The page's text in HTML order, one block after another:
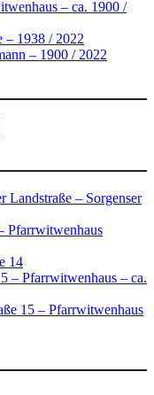
– ca. 1900 /
– 1938 / 2022
– 1900 / 2022
Landstraße – Sorgenser
Pfarrwitwenhaus
14
– Pfarrwitwenhaus – ca.
15 – Pfarrwitwenhaus